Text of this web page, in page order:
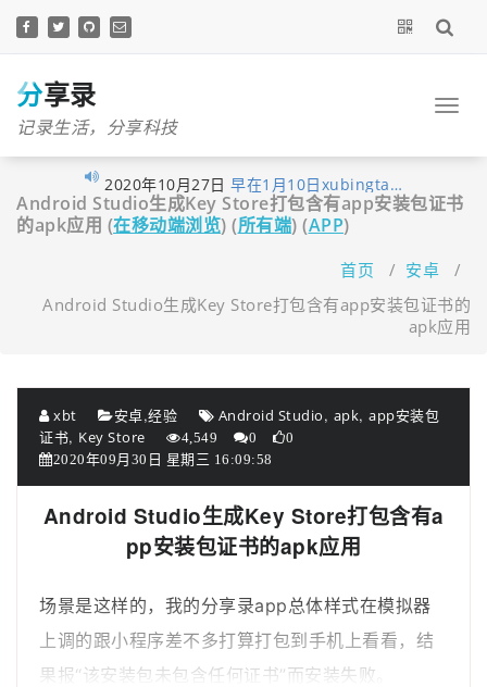
正
分享录
记录生活，分享科技
Android Studio生成Key Store打包含有app安装包证书
的apk应用 (在移动端浏览) (所有端) (APP)
2020年10月27日 早在1月10日xubingta…
2020年10月23日 由于网站暂未落实实…
2020年10月19日 喜讯！喜讯！分享录…
考虑到很多技术文章…
2020年09月16日 我的个人网站分享录…
2020年05月12日
2020年04月28日
近来发现fenxianglu.…
2020年04月23日 由于服务器的带宽有…
2020年01月08日
若想发表博客的可以…
2021年03月01日 为了跟整套系统名称…
2021年01月05日 最近做了一些logo准…
2020年11月03日 分享录网站底部现已…
首页 / 安卓 /
Android Studio生成Key Store打包含有app安装包证书的
apk应用
xbt 安卓,经验 Android Studio, apk, app安装包
证书, Key Store 4,549 0
0
2020年09月30日 星期三 16:09:58
Android Studio生成Key Store打包含有a
pp安装包证书的apk应用
场景是这样的，我的分享录app总体样式在模拟器
上调的跟小程序差不多打算打包到手机上看看，结
果报“该安装包未包含任何证书”而安装失败。